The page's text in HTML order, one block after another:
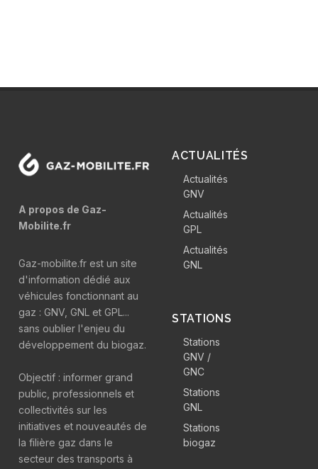
A propos de Gaz-
Mobilite.fr
Gaz-mobilite.fr est un site
d'information dédié aux
véhicules fonctionnant au
gaz : GNV, GNL et GPL...
sans oublier l'enjeu du
développement du biogaz.
Objectif : informer grand
public, professionnels et
collectivités sur les
initiatives et nouveautés de
la filière gaz dans le
secteur des transports à
ACTUALITÉS
Actualités
GNV
Actualités
GPL
Actualités
GNL
STATIONS
Stations
GNV /
GNC
Stations
GNL
Stations
biogaz